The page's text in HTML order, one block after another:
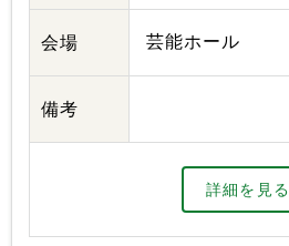
会場 芸能ホール
備考
詳細を見る